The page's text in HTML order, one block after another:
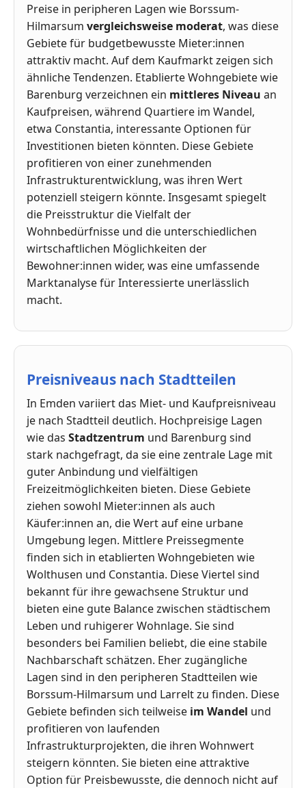
Preise in peripheren Lagen wie Borssum-
Hilmarsum vergleichsweise moderat, was diese
Gebiete für budgetbewusste Mieter:innen
attraktiv macht. Auf dem Kaufmarkt zeigen sich
ähnliche Tendenzen. Etablierte Wohngebiete wie
Barenburg verzeichnen ein mittleres Niveau an
Kaufpreisen, während Quartiere im Wandel,
etwa Constantia, interessante Optionen für
Investitionen bieten könnten. Diese Gebiete
profitieren von einer zunehmenden
Infrastrukturentwicklung, was ihren Wert
potenziell steigern könnte. Insgesamt spiegelt
die Preisstruktur die Vielfalt der
Wohnbedürfnisse und die unterschiedlichen
wirtschaftlichen Möglichkeiten der
Bewohner:innen wider, was eine umfassende
Marktanalyse für Interessierte unerlässlich
macht.
Preisniveaus nach Stadtteilen
In Emden variiert das Miet- und Kaufpreisniveau
je nach Stadtteil deutlich. Hochpreisige Lagen
wie das Stadtzentrum und Barenburg sind
stark nachgefragt, da sie eine zentrale Lage mit
guter Anbindung und vielfältigen
Freizeitmöglichkeiten bieten. Diese Gebiete
ziehen sowohl Mieter:innen als auch
Käufer:innen an, die Wert auf eine urbane
Umgebung legen. Mittlere Preissegmente
finden sich in etablierten Wohngebieten wie
Wolthusen und Constantia. Diese Viertel sind
bekannt für ihre gewachsene Struktur und
bieten eine gute Balance zwischen städtischem
Leben und ruhigerer Wohnlage. Sie sind
besonders bei Familien beliebt, die eine stabile
Nachbarschaft schätzen. Eher zugängliche
Lagen sind in den peripheren Stadtteilen wie
Borssum-Hilmarsum und Larrelt zu finden. Diese
Gebiete befinden sich teilweise im Wandel und
profitieren von laufenden
Infrastrukturprojekten, die ihren Wohnwert
steigern könnten. Sie bieten eine attraktive
Option für Preisbewusste, die dennoch nicht auf